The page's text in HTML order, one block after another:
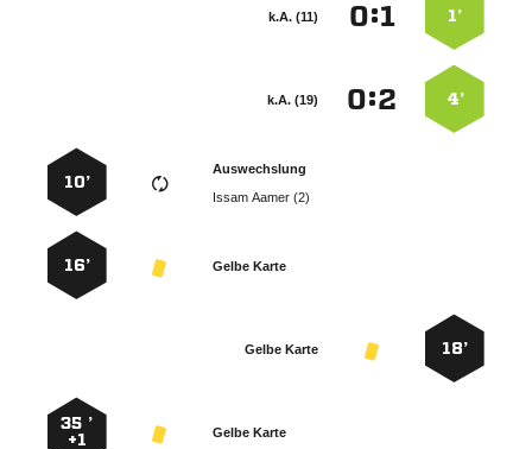
1’
:
k.A. (11)
4’
:
k.A. (19)
Auswechslung
  
10’
Gelbe Karte
16’
18’
Gelbe Karte
Gelbe Karte
35 ’
+1